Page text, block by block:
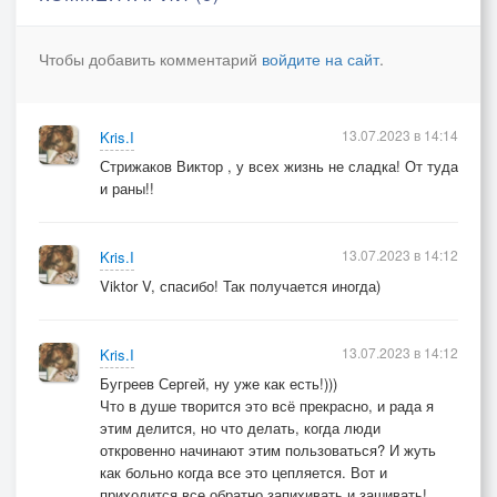
Чтобы больше не было пробоины в моей груди
души
Я теперь спасти себя должна
Залатавши рану
Чтобы добавить комментарий войдите на сайт.
Kris.I
Стрижаков Виктор , у всех жизнь не сладка! От туда
и раны!!
13.07.2023 в 14:14
Kris.I
Viktor V, спасибо! Так получается иногда)
13.07.2023 в 14:12
Kris.I
Бугреев Сергей, ну уже как есть!)))
Что в душе творится это всё прекрасно, и рада я
этим делится, но что делать, когда люди
откровенно начинают этим пользоваться? И жуть
как больно когда все это цепляется. Вот и
13.07.2023 в 14:12